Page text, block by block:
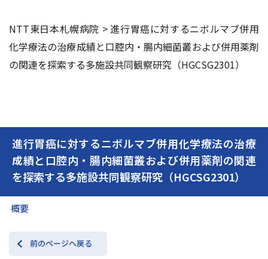
交通アクセス お問い合わせ
進行胃癌に対するニボルマブ併用化学療法の治療
成績と口腔内・腸内細菌叢および併用薬剤の関連
を探索する多施設共同観察研究（HGCSG2301）
概要
前のページへ戻る
NTT東日本札幌病院 >進行胃癌に対するニボルマブ併用
化学療法の治療成績と口腔内・腸内細菌叢および併用薬剤
の関連を探索する多施設共同観察研究（HGCSG2301）